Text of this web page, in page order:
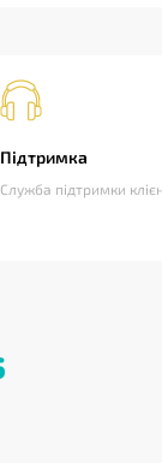
Підтримка
Служба підтримки